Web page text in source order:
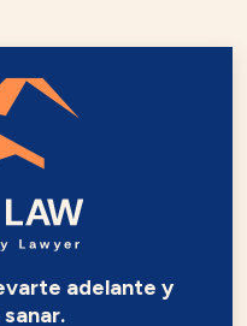
adelante y